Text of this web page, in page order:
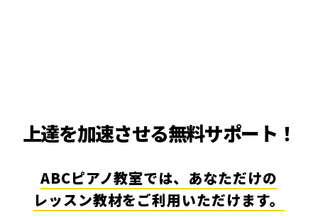
上達を加速させる無料サポート！
ABCピアノ教室では、あなただけの
レッスン教材をご利用いただけます。